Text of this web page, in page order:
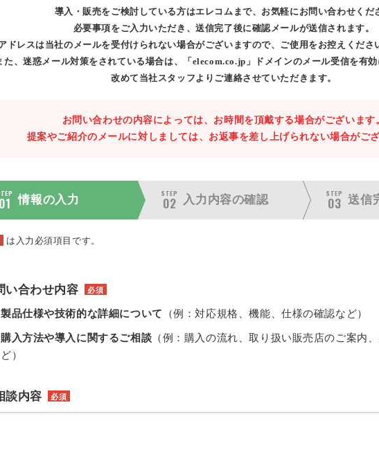
導入・販売をご検討している方はエレコムまで、お気軽にお問い合わせくだ
必要事項をご入力いただき、送信完了後に確認メールが送信されます。
ドレスは当社のメールを受付けられない場合がございますので、ご使用をお控えくださ
た、迷惑メール対策をされている場合は、「elecom.co.jp」ドメインのメール受信を有効
改めて当社スタッフよりご連絡させていただきます。
お問い合わせの内容によっては、お時間を頂戴する場合がございます
提案やご紹介のメールに対しましては、お返事を差し上げられない場合がござ
01 情報の入力
STEP
02 入力内容の確認
STEP
03 送信
は入力必須項目です。
い合わせ内容 必須
製品仕様や技術的な詳細について （例：対応規格、機能、仕様の確認など）
購入方法や導入に関するご相談 （例：購入の流れ、取り扱い販売店のご案内
ど）
談内容 必須